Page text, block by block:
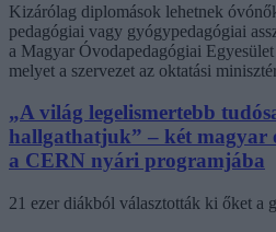
Kizárólag diplomások lehetnek
pedagógiai vagy gyógypedagógiai
a Magyar Óvodapedagógiai
melyet a szervezet az oktatási
„A világ legelismertebb
hallgathatjuk” – két magyar
a CERN nyári programjába
21 ezer diákból választották ki őket a